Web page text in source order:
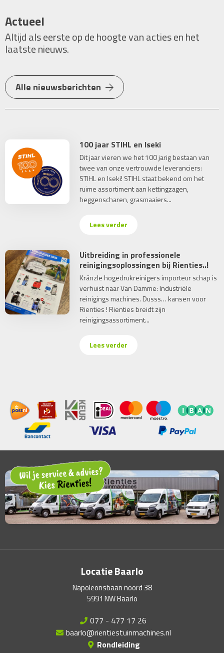
Actueel
Altijd als eerste op de hoogte van acties en het
laatste nieuws.
Alle nieuwsberichten
100 jaar STIHL en Iseki
Dit jaar vieren we het 100 jarig bestaan van
twee van onze vertrouwde leveranciers:
STIHL en Iseki! STIHL staat bekend om het
ruime assortiment aan kettingzagen,
heggenscharen, grasmaaiers...
Lees verder
Uitbreiding in professionele
reinigingsoplossingen bij Rienties..!
Kränzle hogedrukreinigers importeur schap is
verhuist naar Van Damme: Industriële
reinigings machines. Dusss… kansen voor
Rienties ! Rienties breidt zijn
reinigingsassortiment...
Lees verder
Locatie Baarlo
Napoleonsbaan noord 38
5991 NW Baarlo
077 - 477 17 26
baarlo@rientiestuinmachines.nl
Rondleiding